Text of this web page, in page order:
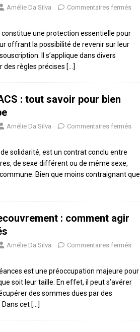
Amélie Da Silva Commentaires fermés
une protection essentielle pour
offrant la possibilité de revenir sur leur
Il s’applique dans divers
des règles précises […]
: tout savoir pour bien
Amélie Da Silva Commentaires fermés
de solidarité, est un contrat conclu entre
de sexe différent ou de même sexe,
Bien que moins contraignant que
: comment agir
Amélie Da Silva Commentaires fermés
est une préoccupation majeure pour
soit leur taille. En effet, il peut s’avérer
des sommes dues par des
cet […]